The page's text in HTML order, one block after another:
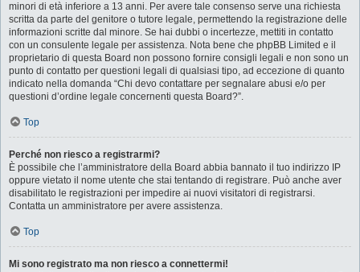
minori di età inferiore a 13 anni. Per avere tale consenso serve una richiesta
scritta da parte del genitore o tutore legale, permettendo la registrazione delle
informazioni scritte dal minore. Se hai dubbi o incertezze, mettiti in contatto
con un consulente legale per assistenza. Nota bene che phpBB Limited e il
proprietario di questa Board non possono fornire consigli legali e non sono un
punto di contatto per questioni legali di qualsiasi tipo, ad eccezione di quanto
indicato nella domanda “Chi devo contattare per segnalare abusi e/o per
questioni d’ordine legale concernenti questa Board?”.
Top
Perché non riesco a registrarmi?
È possibile che l’amministratore della Board abbia bannato il tuo indirizzo IP
oppure vietato il nome utente che stai tentando di registrare. Può anche aver
disabilitato le registrazioni per impedire ai nuovi visitatori di registrarsi.
Contatta un amministratore per avere assistenza.
Top
Mi sono registrato ma non riesco a connettermi!